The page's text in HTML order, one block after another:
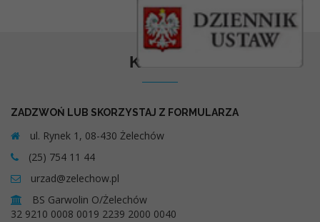
Kontakt
ZADZWOŃ LUB SKORZYSTAJ Z FORMULARZA
ul. Rynek 1, 08-430 Żelechów
(25) 754 11 44
urzad@zelechow.pl
BS Garwolin O/Żelechów
32 9210 0008 0019 2239 2000 0040